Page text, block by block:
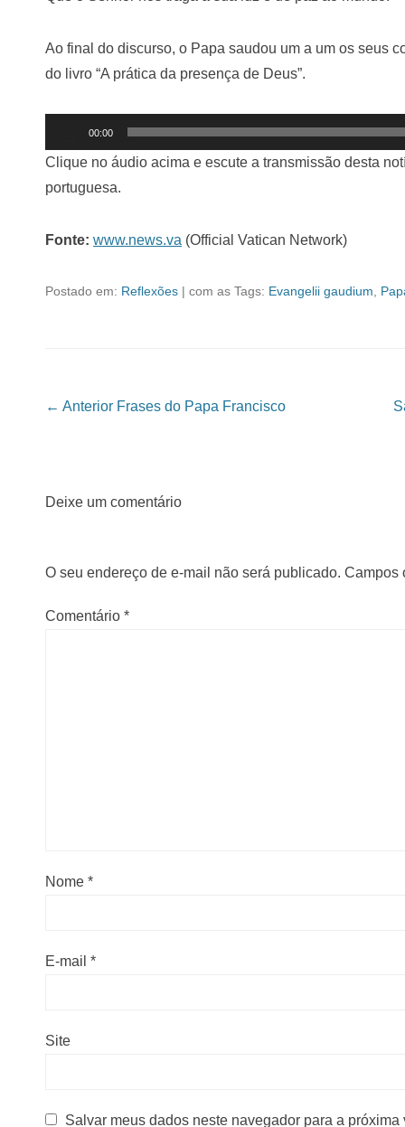
Ao final do discurso, o Papa saudou um a um os seus
do livro “A prática da presença de Deus”.
de
00:00
Clique no áudio acima e escute a transmissão desta
portuguesa.
Fonte: www.news.va (Official Vatican Network)
Postado em: Reflexões | com as Tags: Evangelii gaudium
Navegação das Postagens
← Anterior Frases do Papa Francisco
Deixe um comentário
O seu endereço de e-mail não será publicado. Campos
Comentário *
Nome *
E-mail *
Site
Salvar meus dados neste navegador para a próxima